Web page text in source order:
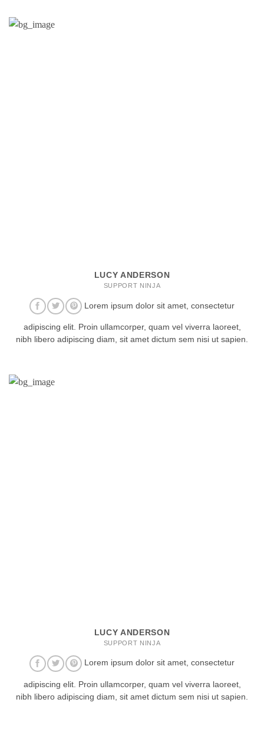
LUCY ANDERSON
SUPPORT NINJA
Lorem ipsum dolor sit amet, consectetur
adipiscing elit. Proin ullamcorper, quam vel viverra laoreet,
nibh libero adipiscing diam, sit amet dictum sem nisi ut sapien.
LUCY ANDERSON
SUPPORT NINJA
Lorem ipsum dolor sit amet, consectetur
adipiscing elit. Proin ullamcorper, quam vel viverra laoreet,
nibh libero adipiscing diam, sit amet dictum sem nisi ut sapien.